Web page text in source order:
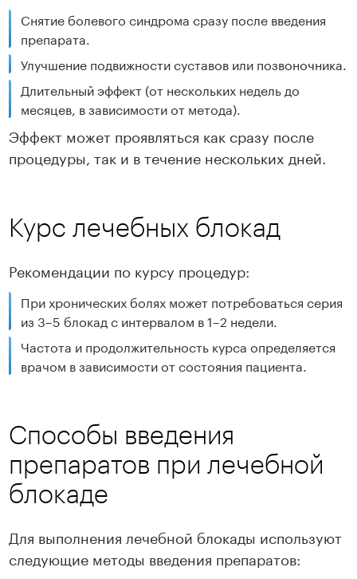
Снятие болевого синдрома сразу после введения
препарата.
Улучшение подвижности суставов или позвоночника.
Длительный эффект (от нескольких недель до
месяцев, в зависимости от метода).
Эффект может проявляться как сразу после
процедуры, так и в течение нескольких дней.
Курс лечебных блокад
Рекомендации по курсу процедур:
При хронических болях может потребоваться серия
из 3–5 блокад с интервалом в 1–2 недели.
Частота и продолжительность курса определяется
врачом в зависимости от состояния пациента.
Способы введения
препаратов при лечебной
блокаде
Для выполнения лечебной блокады используют
следующие методы введения препаратов: